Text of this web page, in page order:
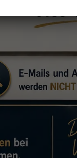
TITANIUM 2,0 7 SITZER KLIMAAUTOMATIK ANHÄNGERKUPPLUNG SITZHEIZUNG EINPARKHILFE KAMERA 17 ZOLL LEICHTMETALL ACC